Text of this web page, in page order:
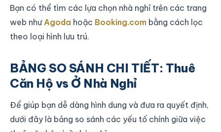
Bạn có thể tìm các lựa chọn nhà nghỉ trên các trang
web nhưAgoda hoặc Booking.com bằng cách lọc
theo loại hình lưu trú.
BẢNG SO SÁNH CHI TIẾT: Thuê
Căn Hộ vs Ở Nhà Nghỉ
Để giúp bạn dễ dàng hình dung và đưa ra quyết định,
dưới đây là bảng so sánh các yếu tố chính giữa việc